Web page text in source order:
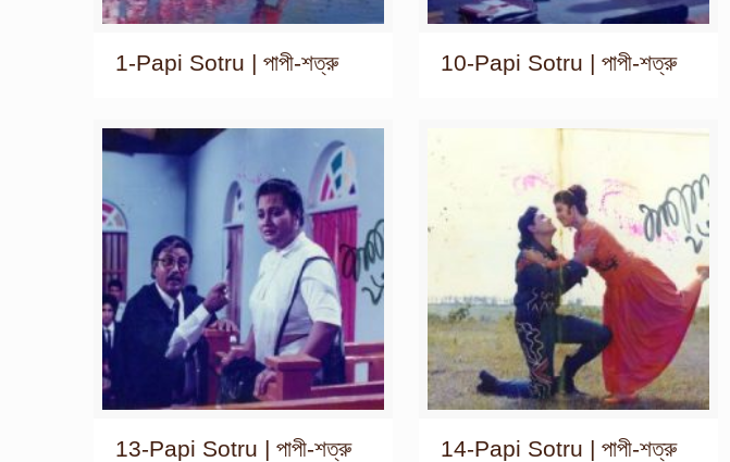
1-Papi Sotru | পাপী-শত্রু 10-Papi Sotru | পাপী-শত্রু
13-Papi Sotru | পাপী-শত্রু 14-Papi Sotru | পাপী-শত্রু